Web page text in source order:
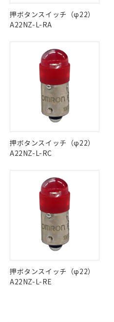
"対応済み"や非含有の記載が
在庫等で未対応品が混在する
非含有品が必要な際は、弊社
問い合わせください。
その他の認証はこちら
押ボタンスイッチ（φ22）
A22NZ-L-RA
押ボタンスイッチ（φ22）
A22NZ-L-RC
押ボタンスイッチ（φ22）
A22NZ-L-RE
ご利用条件
ご利用ください。
本サービスは、
商品の当社在庫
(税抜)を提供さ
す。
当社制御機器事
本サービスの対
記載している更新
タに基づき作成
覧された時点での
準価格とは異なる
了承ください。
正式な納期状況お
様のお取引先、
ムロン制御機器
ご相談ください。
オムロン制御機
点は「
ください。
在庫状況および標
有に対応した製品に切
商品です。
対応予定なし：EU
非含有に非対応の商品
定はありません。
調査・確認中：EU
非含有の対応状況を調
商品です。
非該当品：ライセンス
害物質有無と関係のな
仕入先様の事情によ
いたものが、含有品と
むを得ず変更すること
*EU RoHS指令（10物質）：
類(PBB) 1000ppm以下、ポ
(PBDE) 1000ppm以下、フタ
ル) (DEHP)(別名：DOP)
ルベンジル（BBP）
（DBP） 1000ppm以下、フ
(DIBP) 1000ppm以下
但し、RoHS指令で産業用監
適用除外項目は除く。
フタル酸エステル類の４物質
図的な使用がないことを確認
※2 対応予定月
※1 中国RoHS○×表
「○」：最大均質材料
基準値以下であること
「×」：最大均質材料
基準値を超えている
「－」：未確認です。
い合わせください。
Pb(鉛) :1000ppm、 Hg(水銀)
ム) : 100ppm、
Cr(Ⅵ)(六価クロム) :
ニル類) : 1000ppm、 PBDEs(
ル類) : 1000ppm、
DBP(フタル酸ジブチル) :
イソブチル) : 1000ppm、
ル) : 1000ppm、
DEHP(フタル酸ビス(2-エチ
「ｅ」：有害物質（10
準値以下であることを
当社は、これら貴
為替および外国
（以下｢規制貨物
または国外への
可)を取得するな
とります。
当社は規制貨物を
全に破砕するな
いよう必要な手段
当社は貴社製品を
ル、化学兵器、
武器並びにこれら
当社は、貴社製
場合は、上記1、
記
号
○
△
－
たはお客様担
機器販売店
認ください)